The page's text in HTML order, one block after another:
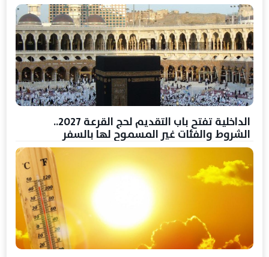
الداخلية تفتح باب التقديم لحج القرعة 2027..
الشروط والفئات غير المسموح لها بالسفر